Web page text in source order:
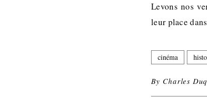
Levons nos
leur place
cinéma
By Charles